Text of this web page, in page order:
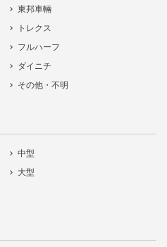
東邦車輛
トレクス
フルハーフ
ダイニチ
その他・不明
中型
大型